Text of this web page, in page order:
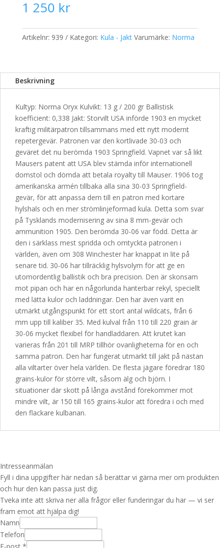
1 250 kr
Artikelnr: 939 Kategori: Kula - Jakt Varumärke: Norma
Beskrivning
Kultyp: Norma Oryx Kulvikt: 13 g / 200 gr Ballistisk
koefficient: 0,338 Jakt: Storvilt USA införde 1903 en mycket
kraftig militärpatron tillsammans med ett nytt modernt
repetergevär. Patronen var den kortlivade 30-03 och
geväret det nu berömda 1903 Springfield. Vapnet var så likt
Mausers patent att USA blev stämda inför internationell
domstol och dömda att betala royalty till Mauser. 1906 tog
amerikanska armén tillbaka alla sina 30-03 Springfield-
gevär, för att anpassa dem till en patron med kortare
hylshals och en mer strömlinjeformad kula. Detta som svar
på Tysklands modernisering av sina 8 mm-gevär och
ammunition 1905. Den berömda 30-06 var född. Detta är
den i särklass mest spridda och omtyckta patronen i
världen, även om 308 Winchester har knappat in lite på
senare tid. 30-06 har tillräcklig hylsvolym för att ge en
utomordentlig ballistik och bra precision. Den är skonsam
mot pipan och har en någorlunda hanterbar rekyl, speciellt
med lätta kulor och laddningar. Den har även varit en
utmärkt utgångspunkt för ett stort antal wildcats, från 6
mm upp till kaliber 35. Med kulval från 110 till 220 grain är
30-06 mycket flexibel för handladdaren. Att krutet kan
varieras från 201 till MRP tillhör ovanligheterna för en och
samma patron. Den har fungerat utmärkt till jakt på nästan
alla viltarter över hela världen. De flesta jägare föredrar 180
grains-kulor för större vilt, såsom älg och björn. I
situationer där skott på långa avstånd förekommer mot
mindre vilt, är 150 till 165 grains-kulor att föredra i och med
den flackare kulbanan.
Intresseanmälan
Fyll i dina uppgifter här nedan så berättar vi gärna mer om produkten
och hur den kan passa just dig.
Tveka inte att skriva ner alla frågor eller funderingar du har — vi ser
fram emot att hjälpa dig!
Namn
Telefon